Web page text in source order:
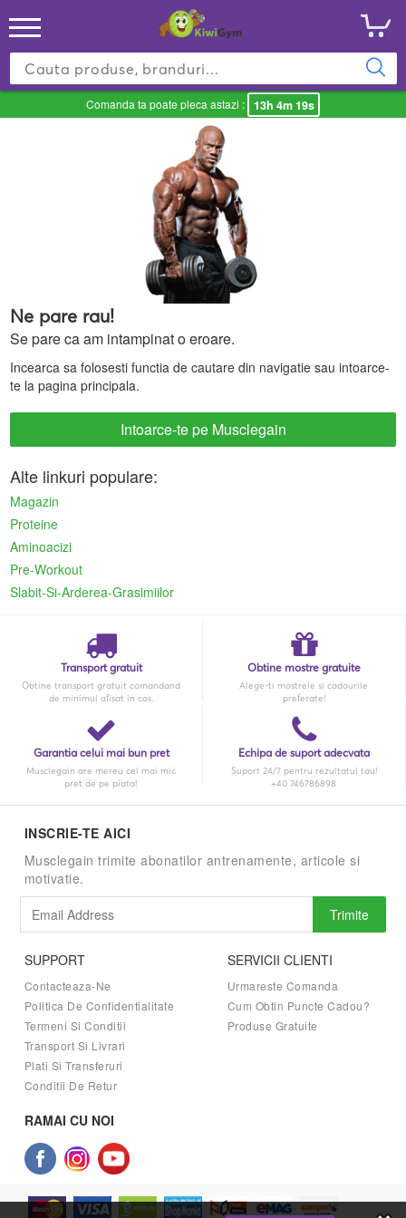
Comanda ta poate pleca astazi : 13h 4m 19s
Ne pare rau!
Se pare ca am intampinat o eroare.
Incearca sa folosesti functia de cautare din navigatie sau intoarce-
te la pagina principala.
Intoarce-te pe Musclegain
Alte linkuri populare:
Magazin
Proteine
Aminoacizi
Pre-Workout
Slabit-Si-Arderea-Grasimiilor
Transport gratuit
Obtine transport gratuit comandand
de minimul afisat in cos.
Obtine mostre gratuite
Alege-ti mostrele si cadourile
preferate!
Garantia celui mai bun pret
Musclegain are mereu cel mai mic
pret de pe piata!
Echipa de suport adecvata
Suport 24/7 pentru rezultatul tau!
+40 746786898
INSCRIE-TE AICI
Musclegain trimite abonatilor antrenamente, articole si
motivatie.
Trimite
SUPPORT
Contacteaza-Ne
Politica De Confidentialitate
Termeni Si Conditii
Transport Si Livrari
Plati Si Transferuri
Conditii De Retur
SERVICII CLIENTI
Urmareste Comanda
Cum Obtin Puncte Cadou?
Produse Gratuite
RAMAI CU NOI